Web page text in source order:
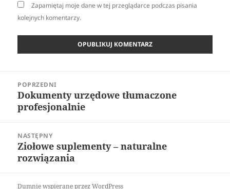
Zapamiętaj moje dane w tej przeglądarce podczas pisania
kolejnych komentarzy.
wpisuPOPRZEDNI
Poprzedni
wpis:
Dokumenty urzędowe tłumaczone
profesjonalnie
NASTĘPNY
Następny
wpis:
Ziołowe suplementy – naturalne
rozwiązania
Dumnie wspierane przez WordPress